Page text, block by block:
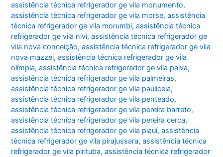
assistência técnica refrigerador ge vila monumento,
assistência técnica refrigerador ge vila morse,assistência
técnica refrigerador ge vila morumbi,assistência técnica
refrigerador ge vila nivi,assistência técnica refrigerador ge
vila nova conceição,assistência técnica refrigerador ge vila
nova mazzei,assistência técnica refrigerador ge vila
olímpia,assistência técnica refrigerador ge vila paiva,
assistência técnica refrigerador ge vila palmeiras,
assistência técnica refrigerador ge vila pauliceia,
assistência técnica refrigerador ge vila penteado,
assistência técnica refrigerador ge vila pereira barreto,
assistência técnica refrigerador ge vila pereira cerca,
assistência técnica refrigerador ge vila piauí,assistência
técnica refrigerador ge vila pirajussara,assistência técnica
refrigerador ge vila pirituba,assistência técnica refrigerador